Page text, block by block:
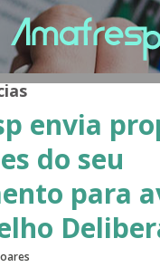
envia
do seu
para